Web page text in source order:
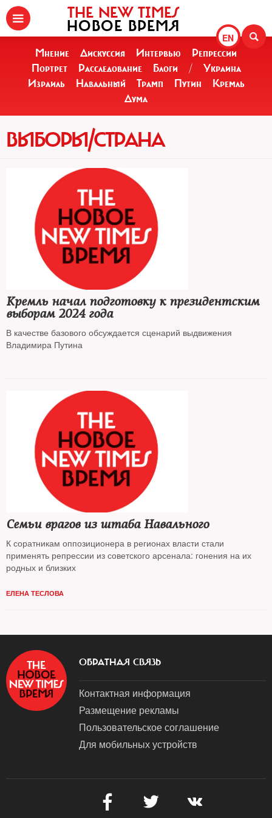
EN
THE NEW TIMES
НОВОЕ ВРЕМЯ
Мнение Дискуссия Интервью
Репрессии
Портрет
Расследование Блоги /
Украина
Израиль
Навальный Трамп Путин
Кремль
Дума
ВЫБОРЫ/СТРАНА
Кремль начал подготовку к президентским
выборам 2024 года
В качестве базового обсуждается сценарий выдвижения
Владимира Путина
Семьи врагов из штаба Навального
К соратникам оппозиционера в регионах власти стали
применять репрессии из советского арсенала: гонения на их
родных и близких
ЕЛЕНА ТЕСЛОВА
ОБРАТНАЯ СВЯЗЬ
Контактная информация
Размещение рекламы
Пользовательское соглашение
Для мобильных устройств